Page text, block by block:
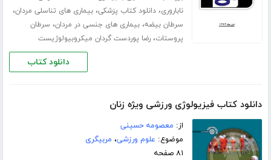
ناباروری،دانلود کتاب پزشکی،بیماری های تناسلی مردان،
سرطان بیضه،بیماری های جنسی در مردان، سرطان
پروستات،رضا پوردست گردان میکروبیولوژیست
دانلود کتاب
دانلود کتاب فیزیولوژی ورزشی ویژه زنان
از: معصومه حسینی
موضوع: علوم ورزشی، مربیگری
۸۱ صفحه